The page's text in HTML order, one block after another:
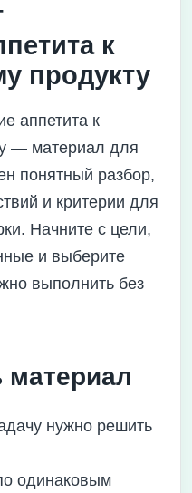
к
продукту
аппетита к
— материал для
понятный разбор,
и критерии для
Начните с цели,
и выберите
выполнить без
материал
нужно решить
одинаковым